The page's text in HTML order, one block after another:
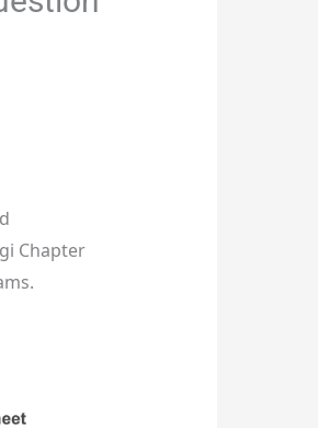
Chapter